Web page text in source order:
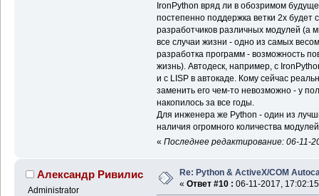
IronPython вряд ли в обозримом
постепенно поддержка ветки 2х будет
разработчиков различных модулей (а
все случаи жизни - одно из самых
разработка программ - возможность
жизнь). Автодеск, например, с
и с LISP в автокаде. Кому сейчас
заменить его чем-то невозможно - у
накопилось за все годы.
Для инженера же Python - один из
наличия огромного количества
« Последнее редактирование: 06-11-
Александр Ривилис
Administrator
Re: Python & ActiveX/COM
« Ответ #10 : 06-11-2017,